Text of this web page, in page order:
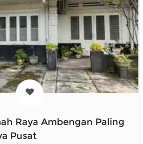
Raya Ambengan Paling
Pusat